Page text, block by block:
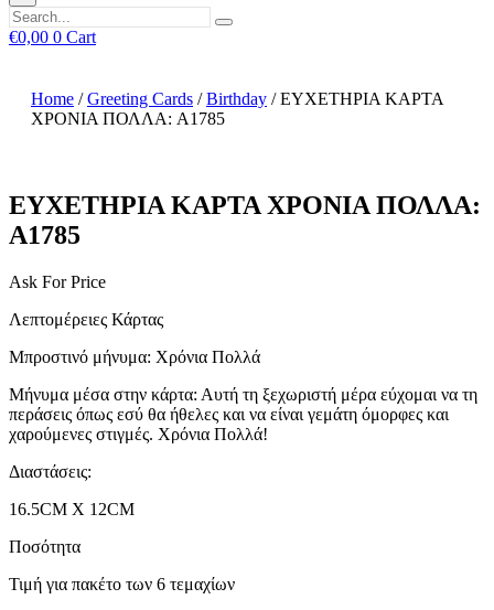
€0,00 0 Cart
Home /Greeting Cards /Birthday / ΕΥΧΕΤΗΡΙΑ ΚΑΡΤΑ
ΧΡΟΝΙΑ ΠΟΛΛΑ: A1785
ΕΥΧΕΤΗΡΙΑ ΚΑΡΤΑ ΧΡΟΝΙΑ ΠΟΛΛΑ:
A1785
Ask For Price
Λεπτομέρειες Κάρτας
Μπροστινό μήνυμα: Χρόνια Πολλά
Μήνυμα μέσα στην κάρτα: Αυτή τη ξεχωριστή μέρα εύχομαι να τη
περάσεις όπως εσύ θα ήθελες και να είναι γεμάτη όμορφες και
χαρούμενες στιγμές. Χρόνια Πολλά!
Διαστάσεις:
16.5CM X 12CM
Ποσότητα
Τιμή για πακέτο των 6 τεμαχίων